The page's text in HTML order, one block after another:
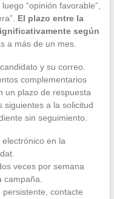
“opinión favorable”,
El plazo entre la
según
a más de un mes.
y su correo.
complementarios
un plazo de respuesta
siguientes a la solicitud
sin seguimiento.
en la
veces por semana
campaña.
persistente, contacte